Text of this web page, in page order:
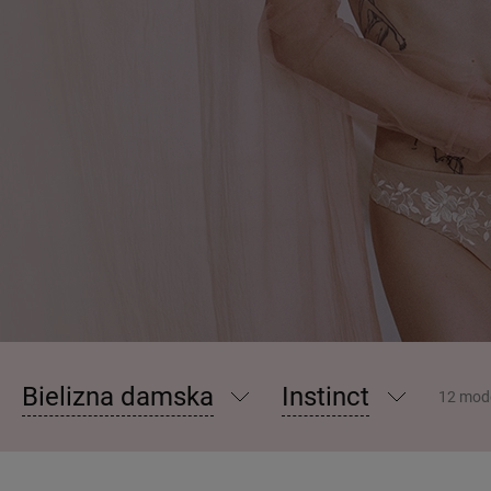
Bielizna damska Instinct 12